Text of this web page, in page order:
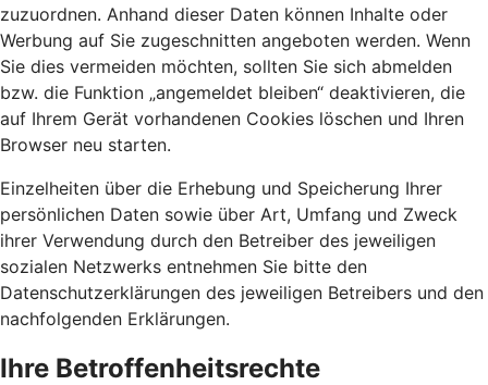
zuzuordnen. Anhand dieser Daten können Inhalte oder
Werbung auf Sie zugeschnitten angeboten werden. Wenn
Sie dies vermeiden möchten, sollten Sie sich abmelden
bzw. die Funktion „angemeldet bleiben“ deaktivieren, die
auf Ihrem Gerät vorhandenen Cookies löschen und Ihren
Browser neu starten.
Einzelheiten über die Erhebung und Speicherung Ihrer
persönlichen Daten sowie über Art, Umfang und Zweck
ihrer Verwendung durch den Betreiber des jeweiligen
sozialen Netzwerks entnehmen Sie bitte den
Datenschutzerklärungen des jeweiligen Betreibers und den
nachfolgenden Erklärungen.
Ihre Betroffenheitsrechte